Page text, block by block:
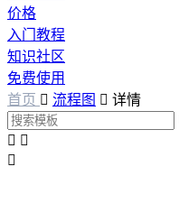
价格
入门教程
知识社区
免费使用
首页  流程图  详情
 
